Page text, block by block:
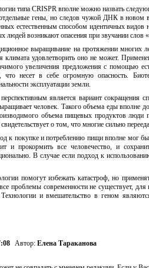
типа CRISPR вполне можно назвать
гены, но следов чужой ДНК в новом
естественным способом идентичных
людей возникают опасения при звучании слов
выращивание на протяжении многих
климата удовлетворить оно не может.
увеличения предложения с помощью
что несет в себе огромную опасность.
эксплуатации земли.
является вариант сокращения
человек. Такого объема еды вполне
объема пищевых продуктов люди
о том, что многие сильно
к покупке и потреблению пищи вполне мог
и прокормить все человечество, и
В случае если подход к
помогут избежать катастроф, но
проблемы современности не существует,
и вмешательство в геном
Автор: Елена Тараканова